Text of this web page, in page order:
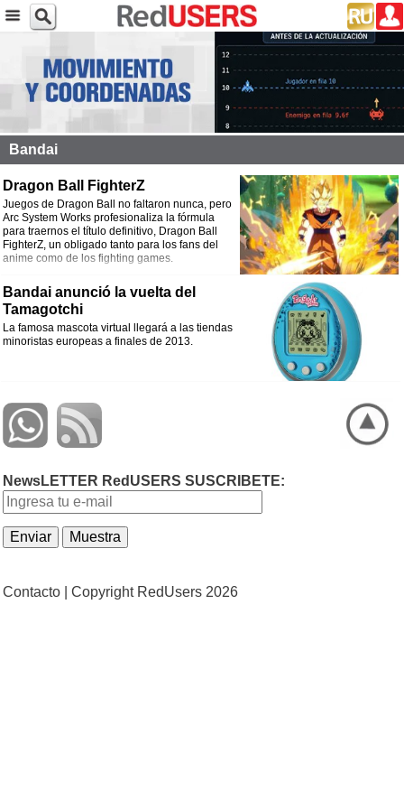
Bandai
Dragon Ball FighterZ
Juegos de Dragon Ball no faltaron nunca, pero
Arc System Works profesionaliza la fórmula
para traernos el título definitivo, Dragon Ball
FighterZ, un obligado tanto para los fans del
anime como de los fighting games.
Bandai anunció la vuelta del
Tamagotchi
La famosa mascota virtual llegará a las tiendas
minoristas europeas a finales de 2013.
NewsLETTER RedUSERS SUSCRIBETE:
Contacto | Copyright RedUsers 2026